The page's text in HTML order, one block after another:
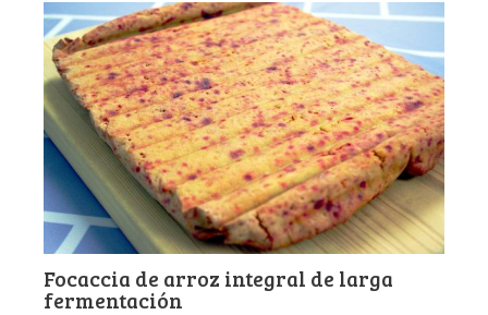
Focaccia de arroz integral de larga
fermentación